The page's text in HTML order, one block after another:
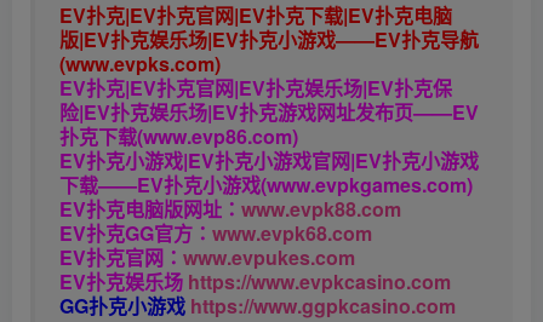
EV扑克|EV扑克官网|EV扑克下载|EV扑克电脑
版|EV扑克娱乐场|EV扑克小游戏——EV扑克导航
(www.evpks.com)
EV扑克|EV扑克官网|EV扑克娱乐场|EV扑克保
险|EV扑克娱乐场|EV扑克游戏网址发布页——EV
扑克下载(www.evp86.com)
EV扑克小游戏|EV扑克小游戏官网|EV扑克小游戏
下载——EV扑克小游戏(www.evpkgames.com)
EV扑克电脑版网址： www.evpk88.com
EV扑克GG官方： www.evpk68.com
EV扑克官网： www.evpukes.com
EV扑克娱乐场 https://www.evpkcasino.com
GG扑克小游戏 https://www.ggpkcasino.com